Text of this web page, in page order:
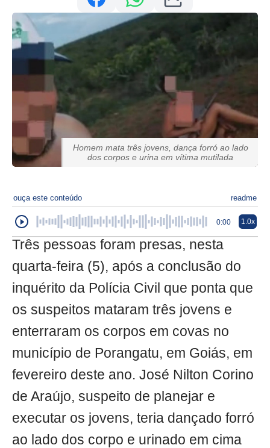
Homem mata três jovens, dança forró ao lado
dos corpos e urina em vítima mutilada
ouça este conteúdo readme
0:00 1.0x
Três pessoas foram presas, nesta
quarta-feira (5), após a conclusão do
inquérito da Polícia Civil que ponta que
os suspeitos mataram três jovens e
enterraram os corpos em covas no
município de Porangatu, em Goiás, em
fevereiro deste ano. José Nilton Corino
de Araújo, suspeito de planejar e
executar os jovens, teria dançado forró
ao lado dos corpo e urinado em cima